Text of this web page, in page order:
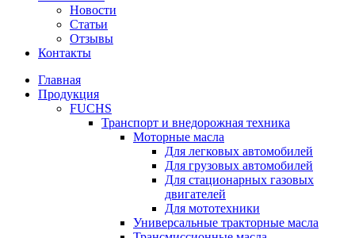
Новости
Статьи
Отзывы
Контакты
Главная
Продукция
FUCHS
Транспорт и внедорожная техника
Моторные масла
Для легковых автомобилей
Для грузовых автомобилей
Для стационарных газовых
двигателей
Для мототехники
Универсальные тракторные масла